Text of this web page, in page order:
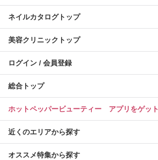
ネイルカタログトップ
美容クリニックトップ
ログイン / 会員登録
総合トップ
ホットペッパービューティー アプリをゲット
近くのエリアから探す
オススメ特集から探す